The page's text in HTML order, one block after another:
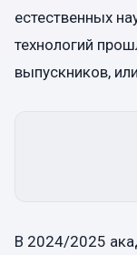
естественных
технологий
выпускников,
В 2024/2025